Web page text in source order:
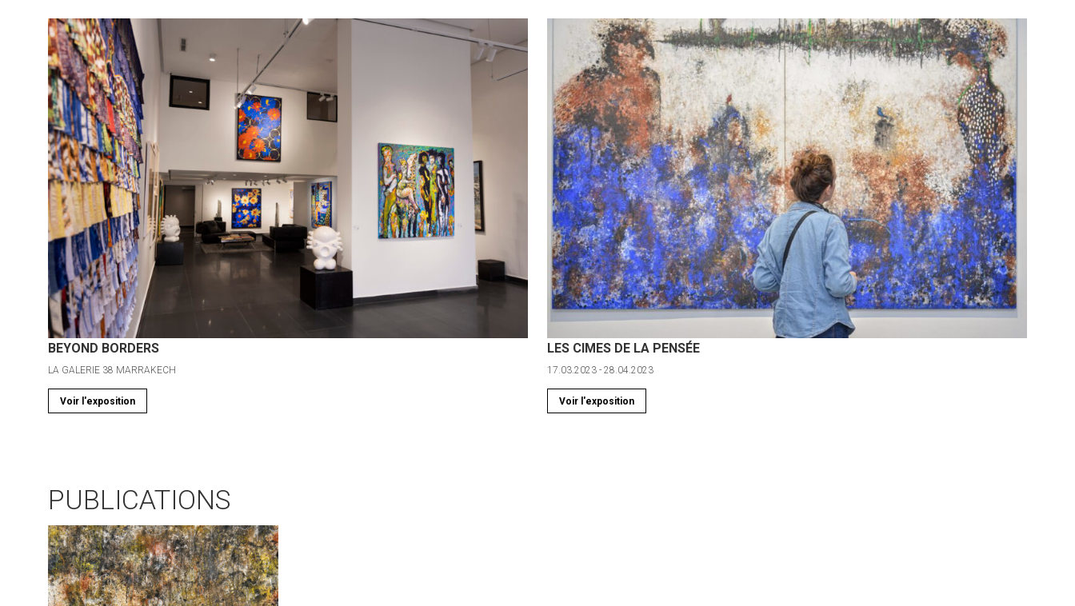
BEYOND BORDERS
LA GALERIE 38 MARRAKECH
Voir l'exposition
LES CIMES DE LA PENSÉE
17.03.2023 - 28.04.2023
Voir l'exposition
PUBLICATIONS